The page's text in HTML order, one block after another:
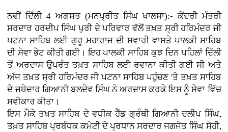
ਨਵੀਂ ਦਿੱਲੀ 4 ਅਗਸਤ (ਮਨਪ੍ਰੀਤ ਸਿੰਘ ਖਾਲਸਾ):- ਕੇਂਦਰੀ ਮੰਤਰੀ
ਸਰਦਾਰ ਹਰਦੀਪ ਸਿੰਘ ਪੁਰੀ ਦੇ ਪਰਿਵਾਰ ਵੱਲੋਂ ਤਖ਼ਤ ਸ੍ਰੀ ਹਰਿਮੰਦਰ ਜੀ
ਪਟਨਾ ਸਾਹਿਬ ਲਈ ਗੁਰੂ ਮਹਾਰਾਜ ਦੀ ਸਵਾਰੀ ਵਾਸਤੇ ਪਾਲਕੀ ਸਾਹਿਬ
ਦੀ ਸੇਵਾ ਭੇਟ ਕੀਤੀ ਗਈ। ਇਹ ਪਾਲਕੀ ਸਾਹਿਬ ਕੁਝ ਦਿਨ ਪਹਿਲਾਂ ਦਿੱਲੀ
ਤੋਂ ਅਰਦਾਸ ਉਪਰੰਤ ਤਖ਼ਤ ਸਾਹਿਬ ਲਈ ਰਵਾਨਾ ਕੀਤੀ ਗਈ ਸੀ ਅਤੇ
ਅੱਜ ਤਖ਼ਤ ਸ੍ਰੀ ਹਰਿਮੰਦਰ ਜੀ ਪਟਨਾ ਸਾਹਿਬ ਪਹੁੰਚਣ 'ਤੇ ਤਖ਼ਤ ਸਾਹਿਬ
ਦੇ ਜਥੇਦਾਰ ਗਿਆਨੀ ਬਲਦੇਵ ਸਿੰਘ ਨੇ ਅਰਦਾਸ ਕਰਕੇ ਇਸ ਨੂੰ ਸੇਵਾ ਵਿੱਚ
ਸਵੀਕਾਰ ਕੀਤਾ।
ਇਸ ਮੌਕੇ ਤਖ਼ਤ ਸਾਹਿਬ ਦੇ ਵਧੀਕ ਹੈੱਡ ਗ੍ਰੰਥੀ ਗਿਆਨੀ ਦਲੀਪ ਸਿੰਘ,
ਤਖ਼ਤ ਸਾਹਿਬ ਪ੍ਰਬੰਧਕ ਕਮੇਟੀ ਦੇ ਪ੍ਰਧਾਨ ਸਰਦਾਰ ਜਗਜੋਤ ਸਿੰਘ ਸੋਹੀ,